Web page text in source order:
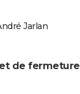
Jarlan
de fermeture